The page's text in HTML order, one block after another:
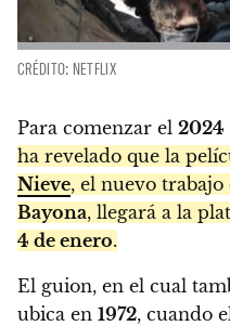
CRÉDITO: NETFLIX
Para comenzar el 2024
ha revelado que la
Nieve, el nuevo
Bayona, llegará a la
4 de enero.
El guion, en el cual
ubica en 1972, cuando